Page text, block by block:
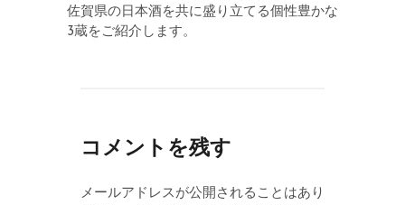
佐賀県の日本酒を共に盛り立てる個性豊かな
3蔵をご紹介します。
コメントを残す
メールアドレスが公開されることはあり